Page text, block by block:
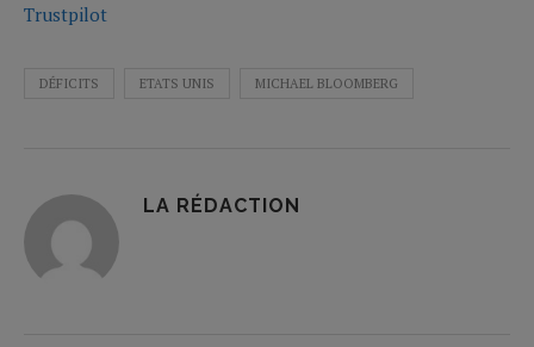
Trustpilot
DÉFICITS ETATS UNIS MICHAEL BLOOMBERG
LA RÉDACTION